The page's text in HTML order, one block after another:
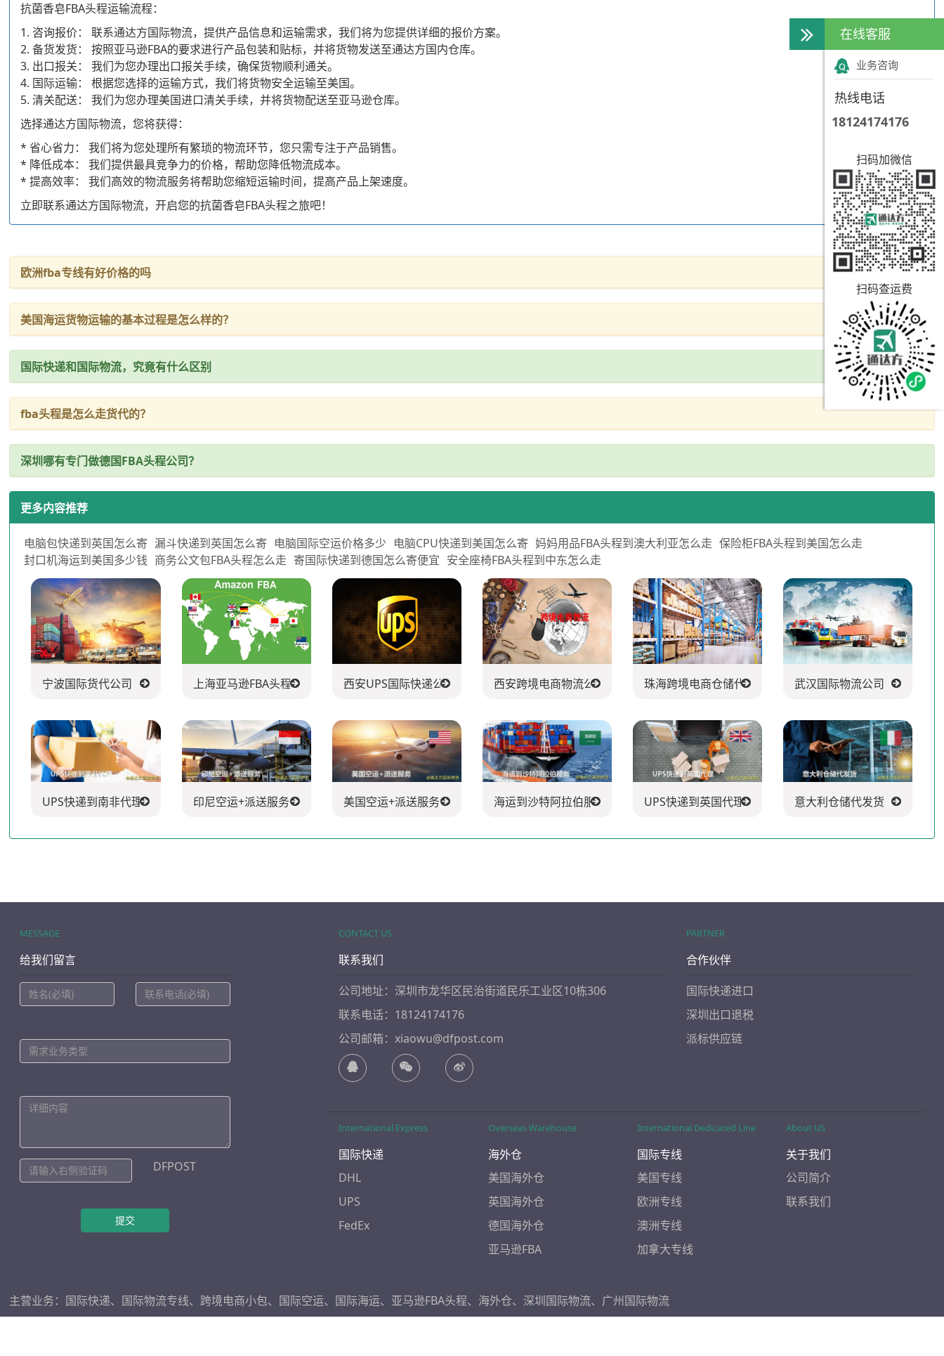
抗菌香皂FBA头程运输流程：
1. 咨询报价： 联系通达方国际物流，提供产品信息和运输需求，我们将为您提供详细的报价方案。
2. 备货发货： 按照亚马逊FBA的要求进行产品包装和贴标，并将货物发送至通达方国内仓库。
3. 出口报关： 我们为您办理出口报关手续，确保货物顺利通关。
4. 国际运输： 根据您选择的运输方式，我们将货物安全运输至美国。
5. 清关配送： 我们为您办理美国进口清关手续，并将货物配送至亚马逊仓库。
选择通达方国际物流，您将获得：
* 省心省力： 我们将为您处理所有繁琐的物流环节，您只需专注于产品销售。
* 降低成本： 我们提供最具竞争力的价格，帮助您降低物流成本。
* 提高效率： 我们高效的物流服务将帮助您缩短运输时间，提高产品上架速度。
立即联系通达方国际物流，开启您的抗菌香皂FBA头程之旅吧！
欧洲fba专线有好价格的吗
美国海运货物运输的基本过程是怎么样的？
国际快递和国际物流，究竟有什么区别
fba头程是怎么走货代的？
深圳哪有专门做德国FBA头程公司？
更多内容推荐
电脑包快递到英国怎么寄 漏斗快递到英国怎么寄 电脑国际空运价格多少 电脑CPU快递到美国怎么寄 妈妈用品FBA头程到澳大利亚怎么走 保险柜FBA头程到美国怎么走
封口机海运到美国多少钱 商务公文包FBA头程怎么走 寄国际快递到德国怎么寄便宜 安全座椅FBA头程到中东怎么走
宁波国际货代公司 上海亚马逊FBA头程派送公司 西安UPS国际快递公司 西安跨境电商物流公司 珠海跨境电商仓储代发货 武汉国际物流公司
UPS快递到南非代理 印尼空运+派送服务 美国空运+派送服务 海运到沙特阿拉伯服务 UPS快递到英国代理 意大利仓储代发货
MESSAGE
给我们留言
DFPOST
提交
CONTACT US
联系我们
公司地址：深圳市龙华区民治街道民乐工业区10栋306
联系电话：18124174176
公司邮箱：xiaowu@dfpost.com
PARTNER
合作伙伴
国际快递进口
深圳出口退税
派标供应链
International Express
国际快递
DHL
UPS
FedEx
Overseas Warehouse
海外仓
美国海外仓
英国海外仓
德国海外仓
亚马逊FBA
International Dedicated Line
国际专线
美国专线
欧洲专线
澳洲专线
加拿大专线
About US
关于我们
公司简介
联系我们
主营业务： 国际快递、 国际物流专线、 跨境电商小包、 国际空运、 国际海运、 亚马逊FBA头程、 海外仓、 深圳国际物流、 广州国际物流
在线客服
业务咨询
热线电话
18124174176
扫码加微信
扫码查运费